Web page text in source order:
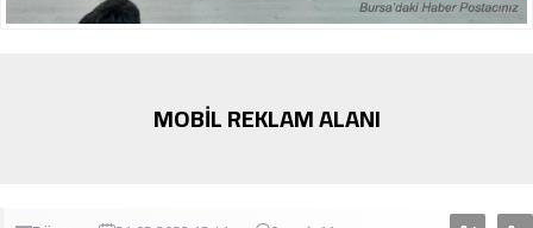
MOBİL REKLAM ALANI